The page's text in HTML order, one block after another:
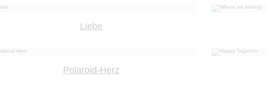
Liebe
Polaroid-Herz